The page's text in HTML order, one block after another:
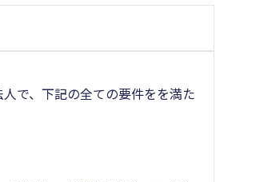
で、下記の全ての要件をを満た